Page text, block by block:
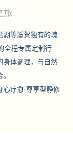
旅
湖等滋贺独有的瑰
全程专属定制行
身体调理，与自然
疗愈·尊享型静修